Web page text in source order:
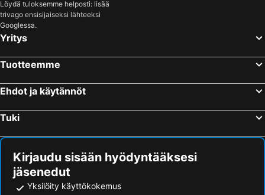
Yacht Club Sal
Hotel Pontao
Hotel MiraBela
Löydä tuloksemme helposti: lisää
trivago ensisijaiseksi lähteeksi
Googlessa.
Yritys
Tuotteemme
Ehdot ja käytännöt
Tuki
Kirjaudu sisään hyödyntääksesi
jäsenedut
Yksilöity käyttökokemus